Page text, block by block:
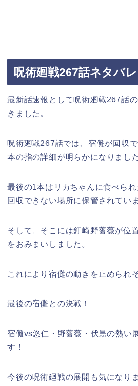
呪術廻戦267話ネタバ
最新話速報として呪術廻戦267話
きました。
呪術廻戦267話では、宿儺が回収
本の指の詳細が明らかになりました
最後の1本はリカちゃんに食べら
回収できない場所に保管されてい
そして、そこには釘崎野薔薇が位
をおみまいしました。
これにより宿儺の動きを止められ
最後の宿儺との決戦！
宿儺vs悠仁・野薔薇・伏黒の熱い
す！
今後の呪術廻戦の展開も気になり